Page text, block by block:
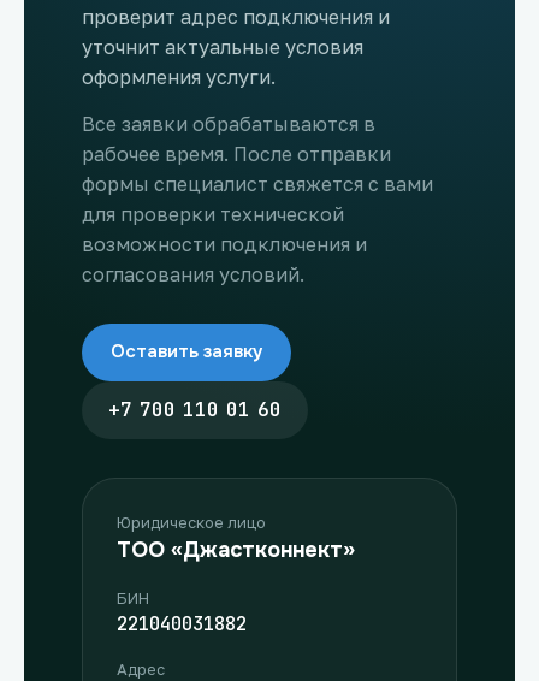
проверит адрес подключения и
уточнит актуальные условия
оформления услуги.
Все заявки обрабатываются в
рабочее время. После отправки
формы специалист свяжется с вами
для проверки технической
возможности подключения и
согласования условий.
Оставить заявку
+7 700 110 01 60
Юридическое лицо
ТОО «Джастконнект»
БИН
221040031882
Адрес